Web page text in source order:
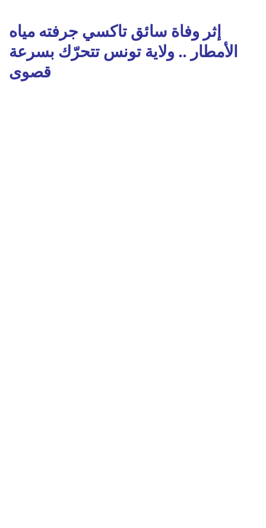
إثر وفاة سائق تاكسي جرفته مياه
الأمطار .. ولاية تونس تتحرّك بسرعة
قصوى